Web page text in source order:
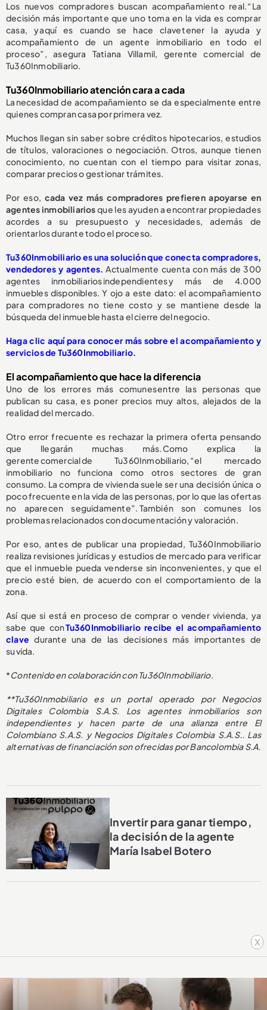
x
Los nuevos compradores buscan acompañamiento real. “La
decisión más importante que uno toma en la vida es comprar
casa, y aquí es cuando se hace clave tener la ayuda y
acompañamiento de un agente inmobiliario en todo el
proceso”, asegura Tatiana Villamil, gerente comercial de
Tu360Inmobiliario.
Tu360Inmobiliario atención cara a cada
La necesidad de acompañamiento se da especialmente entre
quienes compran casa por primera vez.
Muchos llegan sin saber sobre créditos hipotecarios, estudios
de títulos, valoraciones o negociación. Otros, aunque tienen
conocimiento, no cuentan con el tiempo para visitar zonas,
comparar precios o gestionar trámites.
Por eso, cada vez más compradores prefieren apoyarse en
agentes inmobiliariosque les ayuden a encontrar propiedades
acordes a su presupuesto y necesidades, además de
orientarlos durante todo el proceso.
Tu360Inmobiliario es una solución que conecta compradores,
vendedores y agentes.Actualmente cuenta con más de 300
agentes inmobiliarios independientes y más de 4.000
inmuebles disponibles. Y ojo a este dato: el acompañamiento
para compradores no tiene costo y se mantiene desde la
búsqueda del inmueble hasta el cierre del negocio.
Haga clic aquí para conocer más sobre el acompañamiento y
servicios de Tu360Inmobiliario.
El acompañamiento que hace la diferencia
Uno de los errores más comunes entre las personas que
publican su casa, es poner precios muy altos, alejados de la
realidad del mercado.
Otro error frecuente es rechazar la primera oferta pensando
que llegarán muchas más. Como explica la
gerente comercial de Tu360Inmobiliario, “el mercado
inmobiliario no funciona como otros sectores de gran
consumo. La compra de vivienda suele ser una decisión única o
poco frecuente en la vida de las personas, por lo que las ofertas
no aparecen seguidamente”. También son comunes los
problemas relacionados con documentación y valoración.
Por eso, antes de publicar una propiedad, Tu360Inmobiliario
realiza revisiones jurídicas y estudios de mercado para verificar
que el inmueble pueda venderse sin inconvenientes, y que el
precio esté bien, de acuerdo con el comportamiento de la
zona.
Así que si está en proceso de comprar o vender vivienda, ya
sabe que conTu360Inmobiliario recibe el acompañamiento
clave durante una de las decisiones más importantes de
su vida.
*Contenido en colaboración con Tu360Inmobiliario.
**Tu360Inmobiliario es un portal operado por Negocios
Digitales Colombia S.A.S. Los agentes inmobiliarios son
independientes y hacen parte de una alianza entre El
Colombiano S.A.S. y Negocios Digitales Colombia S.A.S.. Las
alternativas de financiación son ofrecidas por Bancolombia S.A.
Invertir para ganar tiempo,
la decisión de la agente
María Isabel Botero